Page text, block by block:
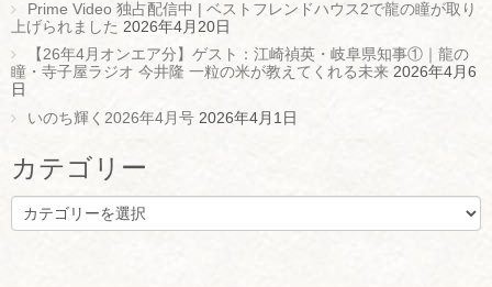
Prime Video 独占配信中 | ベストフレンドハウス2で龍の瞳が取り
上げられました 2026年4月20日
【26年4月オンエア分】ゲスト：江崎禎英・岐阜県知事①｜龍の
瞳・寺子屋ラジオ 今井隆 一粒の米が教えてくれる未来 2026年4月6
日
いのち輝く2026年4月号 2026年4月1日
カテゴリー
カ
テ